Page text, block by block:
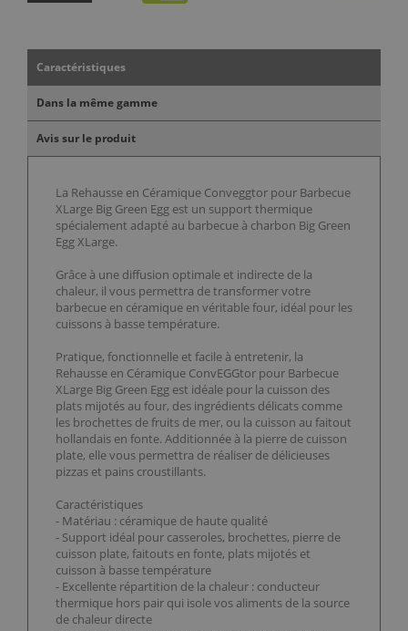
Caractéristiques
Dans la même gamme
Avis sur le produit
La Rehausse en Céramique Conveggtor pour Barbecue
XLarge Big Green Egg est un support thermique
spécialement adapté au barbecue à charbon Big Green
Egg XLarge.
Grâce à une diffusion optimale et indirecte de la
chaleur, il vous permettra de transformer votre
barbecue en céramique en véritable four, idéal pour les
cuissons à basse température.
Pratique, fonctionnelle et facile à entretenir, la
Rehausse en Céramique ConvEGGtor pour Barbecue
XLarge Big Green Egg est idéale pour la cuisson des
plats mijotés au four, des ingrédients délicats comme
les brochettes de fruits de mer, ou la cuisson au faitout
hollandais en fonte. Additionnée à la pierre de cuisson
plate, elle vous permettra de réaliser de délicieuses
pizzas et pains croustillants.
Caractéristiques
- Matériau : céramique de haute qualité
- Support idéal pour casseroles, brochettes, pierre de
cuisson plate, faitouts en fonte, plats mijotés et
cuisson à basse température
- Excellente répartition de la chaleur : conducteur
thermique hors pair qui isole vos aliments de la source
de chaleur directe